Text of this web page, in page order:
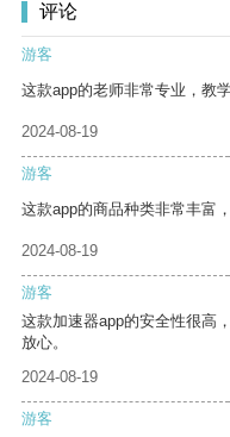
评论
游客
这款app的老师非常专业，教
2024-08-19
游客
这款app的商品种类非常丰富
2024-08-19
游客
这款加速器app的安全性很高
放心。
2024-08-19
游客